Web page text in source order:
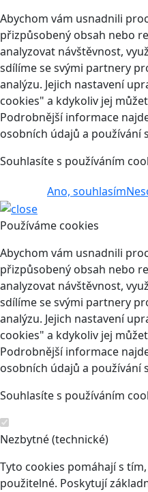
Abychom vám usnadnili
přizpůsobený obsah nebo
analyzovat návštěvnost,
sdílíme se svými partnery
analýzu. Jejich nastavení
cookies" a kdykoliv jej
Podrobnější informace
osobních údajů a používání
Souhlasíte s používáním
Ano, souhlasím
Používáme cookies
Abychom vám usnadnili
přizpůsobený obsah nebo
analyzovat návštěvnost,
sdílíme se svými partnery
analýzu. Jejich nastavení
cookies" a kdykoliv jej
Podrobnější informace
osobních údajů a používání
Souhlasíte s používáním
Nezbytné (technické)
Tyto cookies pomáhají s
použitelné. Poskytují